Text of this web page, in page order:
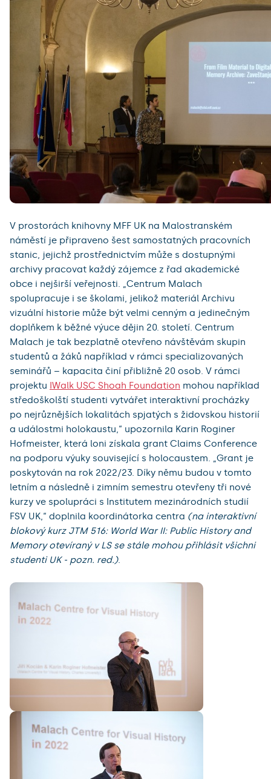
V prostorách knihovny MFF UK na Malostranském
náměstí je připraveno šest samostatných pracovních
stanic, jejichž prostřednictvím může s dostupnými
archivy pracovat každý zájemce z řad akademické
obce i nejširší veřejnosti. „Centrum Malach
spolupracuje i se školami, jelikož materiál Archivu
vizuální historie může být velmi cenným a jedinečným
doplňkem k běžné výuce dějin 20. století. Centrum
Malach je tak bezplatně otevřeno návštěvám skupin
studentů a žáků například v rámci specializovaných
seminářů – kapacita činí přibližně 20 osob. V rámci
projektu IWalk USC Shoah Foundation mohou například
středoškolští studenti vytvářet interaktivní procházky
po nejrůznějších lokalitách spjatých s židovskou historií
a událostmi holokaustu,“ upozornila Karin Roginer
Hofmeister, která loni získala grant Claims Conference
na podporu výuky související s holocaustem. „Grant je
poskytován na rok 2022/23. Díky němu budou v tomto
letním a následně i zimním semestru otevřeny tři nové
kurzy ve spolupráci s Institutem mezinárodních studií
FSV UK,“ doplnila koordinátorka centra (na interaktivní
blokový kurz JTM 516: World War II: Public History and
Memory otevíraný v LS se stále mohou přihlásit všichni
studenti UK - pozn. red.).